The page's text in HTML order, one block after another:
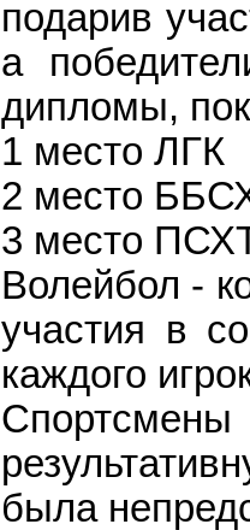
подарив
а
дипломы,
1 место ЛГК
2 место
3 место
Волейбол -
участия в
каждого
была